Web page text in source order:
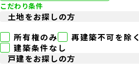
こだわり条件
土地をお探しの方
所有権のみ
再建築不可を除く
建築条件なし
戸建をお探しの方